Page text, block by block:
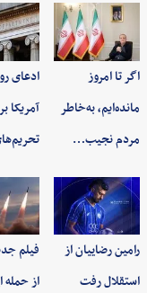
اگر تا امروز
مانده‌ایم، به‌خاطر
مردم نجیب…
ادعای
آمریکا
رامین رضاییان از
استقلال رفت
فیلم
از حمله